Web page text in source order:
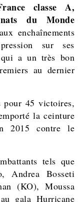
classe A,
du Monde
enchaînements
sur ses
qui a un très bon
au dernier
pour 45 victoires,
la ceinture
2015 contre le
tels que
Andrea Bosseti
(KO), Moussa
gala Hurricane